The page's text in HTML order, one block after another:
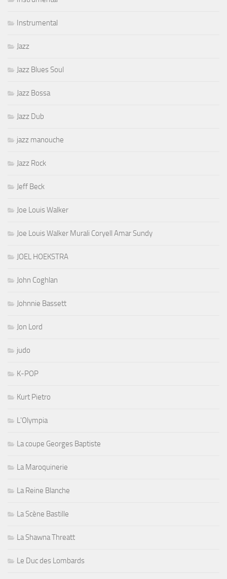
Instrumental
Jazz
Jazz Blues Soul
Jazz Bossa
Jazz Dub
jazz manouche
Jazz Rock
Jeff Beck
Joe Louis Walker
Joe Louis Walker Murali Coryell Amar Sundy
JOEL HOEKSTRA
John Coghlan
Johnnie Bassett
Jon Lord
judo
K-POP
Kurt Pietro
L'Olympia
La coupe Georges Baptiste
La Maroquinerie
La Reine Blanche
La Scène Bastille
La Shawna Threatt
Le Duc des Lombards